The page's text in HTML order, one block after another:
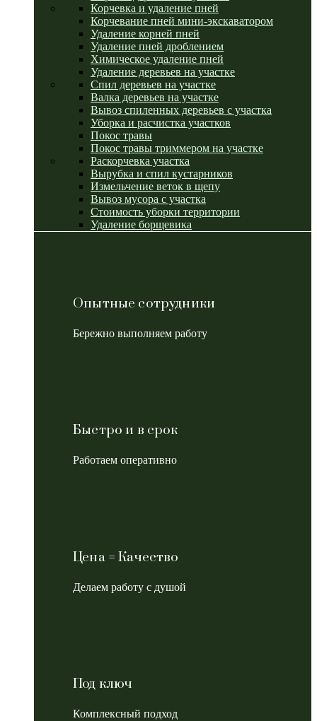
Корчевка и удаление пней
Корчевание пней мини-экскаватором
Удаление корней пней
Удаление пней дроблением
Химическое удаление пней
Удаление деревьев на участке
Спил деревьев на участке
Валка деревьев на участке
Вывоз спиленных деревьев с участка
Уборка и расчистка участков
Покос травы
Покос травы триммером на участке
Раскорчевка участка
Вырубка и спил кустарников
Измельчение веток в щепу
Вывоз мусора с участка
Стоимость уборки территории
Удаление борщевика
Опытные сотрудники
Бережно выполняем работу
Быстро и в срок
Работаем оперативно
Цена = Качество
Делаем работу с душой
Под ключ
Комплексный подход